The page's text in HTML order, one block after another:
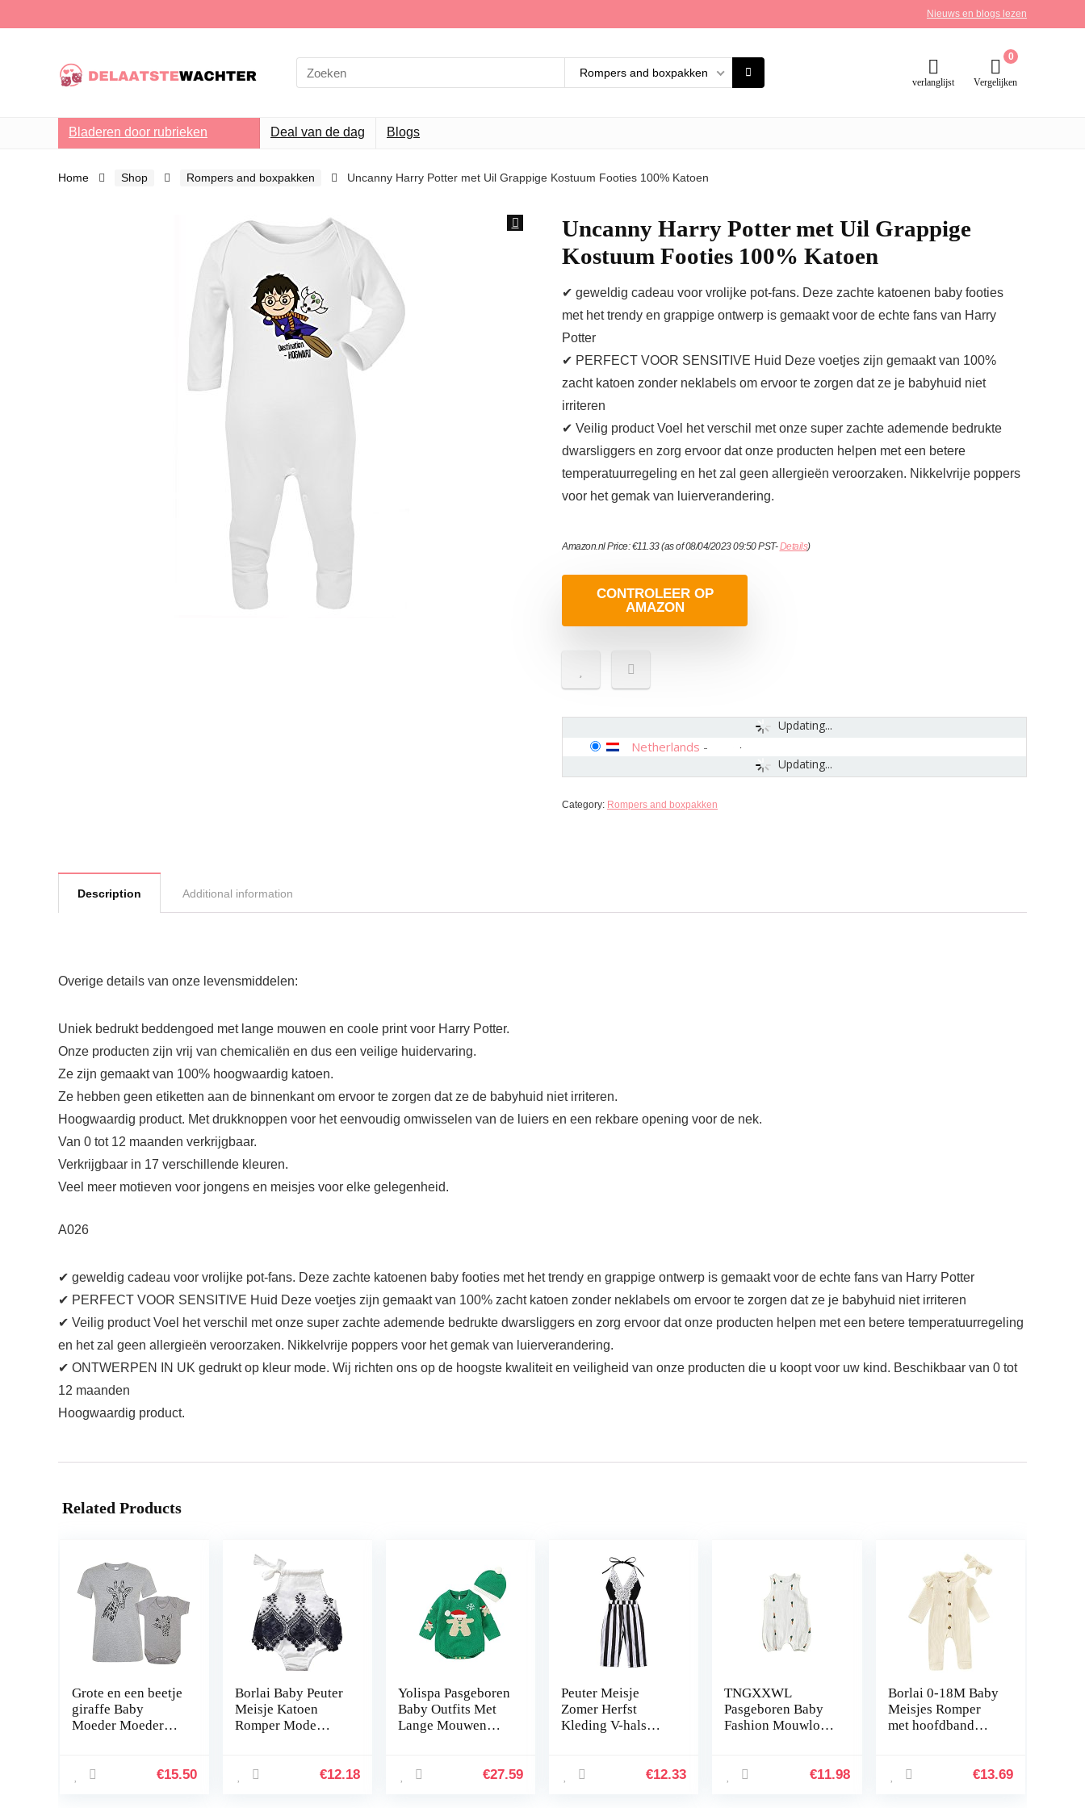
Nieuws en blogs lezen
Search
for:
Rompers and boxpakken
verlanglijst
0
Vergelijken
Bladeren door rubrieken Deal van de dag Blogs
Home Shop Rompers and boxpakken Uncanny Harry Potter met Uil Grappige Kostuum Footies 100% Katoen
Uncanny Harry Potter met Uil Grappige
Kostuum Footies 100% Katoen
✔ geweldig cadeau voor vrolijke pot-fans. Deze zachte katoenen baby footies
met het trendy en grappige ontwerp is gemaakt voor de echte fans van Harry
Potter
✔ PERFECT VOOR SENSITIVE Huid Deze voetjes zijn gemaakt van 100%
zacht katoen zonder neklabels om ervoor te zorgen dat ze je babyhuid niet
irriteren
✔ Veilig product Voel het verschil met onze super zachte ademende bedrukte
dwarsliggers en zorg ervoor dat onze producten helpen met een betere
temperatuurregeling en het zal geen allergieën veroorzaken. Nikkelvrije poppers
voor het gemak van luierverandering.
Amazon.nl Price:€11.33(as of 08/04/2023 09:50 PST-Details)
CONTROLEER OP
AMAZON
Updating...
Updating...
Netherlands -
Category: Rompers and boxpakken
Description Additional information
Overige details van onze levensmiddelen:
Uniek bedrukt beddengoed met lange mouwen en coole print voor Harry Potter.
Onze producten zijn vrij van chemicaliën en dus een veilige huidervaring.
Ze zijn gemaakt van 100% hoogwaardig katoen.
Ze hebben geen etiketten aan de binnenkant om ervoor te zorgen dat ze de babyhuid niet irriteren.
Hoogwaardig product. Met drukknoppen voor het eenvoudig omwisselen van de luiers en een rekbare opening voor de nek.
Van 0 tot 12 maanden verkrijgbaar.
Verkrijgbaar in 17 verschillende kleuren.
Veel meer motieven voor jongens en meisjes voor elke gelegenheid.
A026
✔ geweldig cadeau voor vrolijke pot-fans. Deze zachte katoenen baby footies met het trendy en grappige ontwerp is gemaakt voor de echte fans van Harry Potter
✔ PERFECT VOOR SENSITIVE Huid Deze voetjes zijn gemaakt van 100% zacht katoen zonder neklabels om ervoor te zorgen dat ze je babyhuid niet irriteren
✔ Veilig product Voel het verschil met onze super zachte ademende bedrukte dwarsliggers en zorg ervoor dat onze producten helpen met een betere temperatuurregeling
en het zal geen allergieën veroorzaken. Nikkelvrije poppers voor het gemak van luierverandering.
✔ ONTWERPEN IN UK gedrukt op kleur mode. Wij richten ons op de hoogste kwaliteit en veiligheid van onze producten die u koopt voor uw kind. Beschikbaar van 0 tot
12 maanden
Hoogwaardig product.
Related Products
Grote en een beetje
giraffe Baby
Moeder Moeder
€15.50
Borlai Baby Peuter
Meisje Katoen
Romper Mode
Bodysuit Playsuit
€12.18
Yolispa Pasgeboren
Baby Outfits Met
Lange Mouwen
Met Hoed
€27.59
Peuter Meisje
Zomer Herfst
Kleding V-hals
Kids Meisje Sling
€12.33
TNGXXWL
Pasgeboren Baby
Fashion Mouwloos
voor kinderen, €11.98
Borlai 0-18M Baby
Meisjes Romper
met hoofdband
Katoen Outfits €13.69